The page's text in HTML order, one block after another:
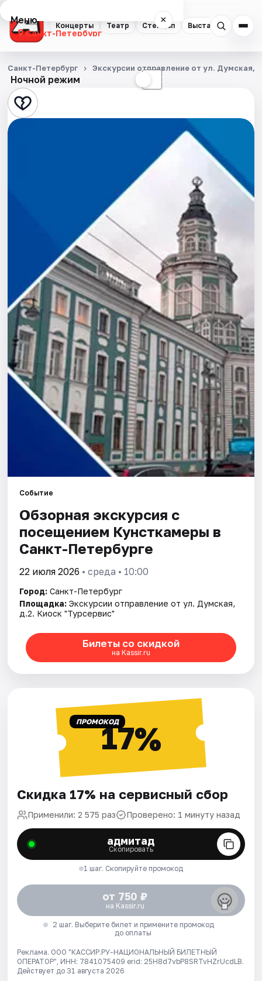
Концерты Театр Стендап Выставки
Меню ×
Санкт-Петербург
Концерты
Театр
Стендап
Города
Площадки
Артисты
Рейтинги
Ночной режим ☾
Санкт-Петербург Экскурсии отправление от ул. Думская,
Событие
Обзорная экскурсия с
посещением ​Кунсткамеры в
Санкт-Петербурге
22 июля 2026 • среда • 10:00
Город: Санкт-Петербург
Площадка: Экскурсии отправление от ул. Думская,
д.2. Киоск "Турсервис"
Билеты со скидкой
на Kassir.ru
ПРОМОКОД17%
Скидка 17% на сервисный сбор
Применили: 2 575 раз Проверено: 1 минуту назад
адмитад
Скопировать
1 шаг. Скопируйте промокод
от 750 ₽
на Kassir.ru
2 шаг. Выберите билет и примените промокод
до оплаты
Реклама. ООО "КАССИР.РУ-НАЦИОНАЛЬНЫЙ БИЛЕТНЫЙ
ОПЕРАТОР", ИНН: 7841075409 erid: 25H8d7vbP8SRTvHZrUcdLB.
Действует до 31 августа 2026